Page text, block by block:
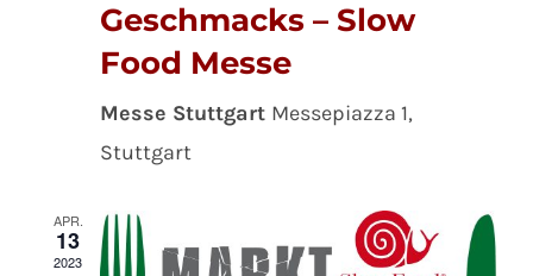
Geschmacks – Slow
Food Messe
Messe Stuttgart Messepiazza 1,
Stuttgart
APR.
13
2023